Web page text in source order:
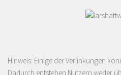
Hinweis: Einige der Verlinkungen
Dadurch entstehen Nutzern weder